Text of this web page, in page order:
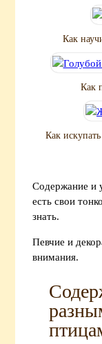
Как
Как
Как
Содержание и
есть свои
знать.
Певчие и
внимания.